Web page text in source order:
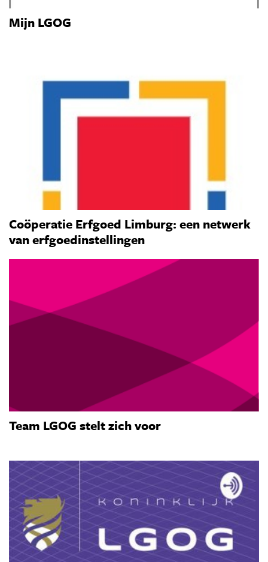
Mijn LGOG
Coöperatie Erfgoed Limburg: een netwerk
van erfgoedinstellingen
Team LGOG stelt zich voor